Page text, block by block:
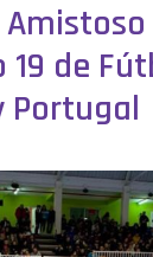
19 de
Portugal